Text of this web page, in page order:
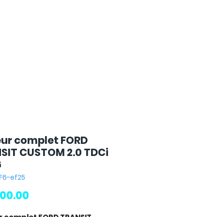
complet FORD
CUSTOM 2.0 TDCi
ef25